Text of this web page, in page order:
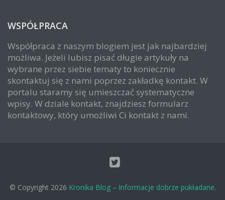
WSPÓŁPRACA
Współpraca z naszym blogiem jest jak najbardziej
możliwa. Jeżeli lubisz pisać długie artykuły na
wybrane przez siebie tematy to koniecznie
skontaktuj się z nami poprzez zakładkę kontakt. W
portalu staramy się umieszczać systematyczne
wpisy. W dziale kontakt, znajdziesz formularz
kontaktowy, który umożliwi Ci kontakt z nami.
© Copyright 2026 Kronika Blog – Informacje dobrze pukładane.